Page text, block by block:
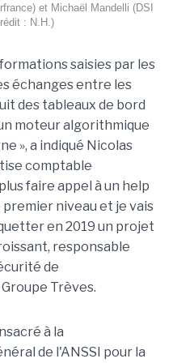
et Michaël Mandelli (DSI
: N.H.)
saisies par les
échanges entre les
des tableaux de bord
moteur algorithmique
», a indiqué Nicolas
comptable
faire appel à un help
niveau et je vais
en 2019 un projet
responsable
de
Trèves.
à la
de l'ANSSI pour la